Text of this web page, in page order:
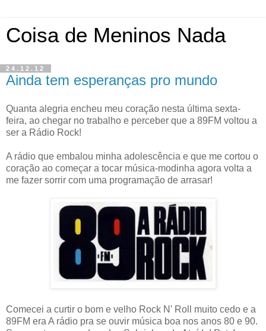
Coisa de Meninos Nada
24.12.12
Ainda tem esperanças pro mundo
Quanta alegria encheu meu coração nesta última sexta-
feira, ao chegar no trabalho e perceber que a 89FM voltou a
ser a Rádio Rock!
A rádio que embalou minha adolescência e que me cortou o
coração ao começar a tocar música-modinha agora volta a
me fazer sorrir com uma programação de arrasar!
Comecei a curtir o bom e velho Rock N' Roll muito cedo e a
89FM era A rádio pra se ouvir música boa nos anos 80 e 90.